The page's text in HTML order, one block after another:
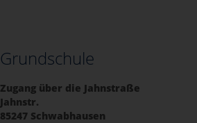
Grundschule
Zugang über die Jahnstraße
Jahnstr.
85247 Schwabhausen